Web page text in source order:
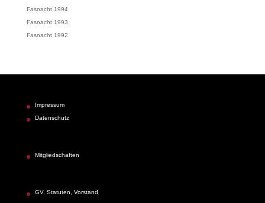
Fasnacht 1994
Fasnacht 1993
Fasnacht 1992
Impressum
Datenschutz
Mitgliedschaften
GV, Statuten, Vorstand